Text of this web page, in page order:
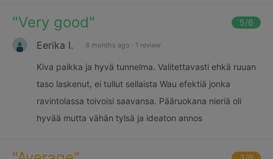
"Very good" 5/6
Eerika I. 8 months ago · 1 review
Kiva paikka ja hyvä tunnelma. Valitettavasti ehkä ruuan
taso laskenut, ei tullut sellaista Wau efektiä jonka
ravintolassa toivoisi saavansa. Pääruokana nieriä oli
hyvää mutta vähän tylsä ja ideaton annos